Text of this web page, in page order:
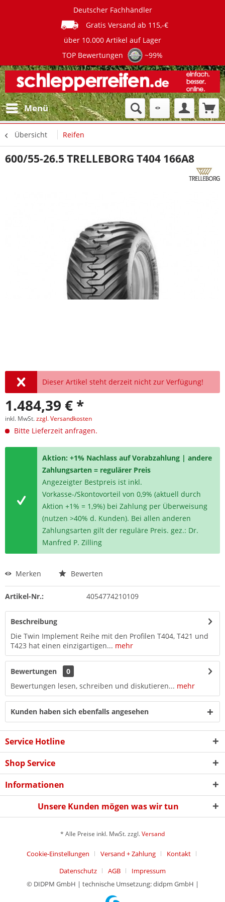
Deutscher Fachhändler
Gratis Versand ab 115,-€
über 10.000 Artikel auf Lager
TOP Bewertungen
~99%
Menü
Übersicht Reifen
600/55-26.5 TRELLEBORG T404 166A8
Dieser Artikel steht derzeit nicht zur Verfügung!
1.484,39 € *
inkl. MwSt.zzgl. Versandkosten
Bitte Lieferzeit anfragen.
Aktion: +1% Nachlass auf Vorabzahlung | andere
Zahlungsarten = regulärer Preis
Angezeigter Bestpreis ist inkl.
Vorkasse-/Skontovorteil von 0,9% (aktuell durch
Aktion +1% = 1,9%) bei Zahlung per Überweisung
(nutzen >40% d. Kunden). Bei allen anderen
Zahlungsarten gilt der reguläre Preis. gez.: Dr.
Manfred P. Zilling
Merken Bewerten
Artikel-Nr.: 4054774210109
Beschreibung
Die Twin Implement Reihe mit den Profilen T404, T421 und
T423 hat einen einzigartigen... mehr
Bewertungen
0
Bewertungen lesen, schreiben und diskutieren... mehr
Kunden haben sich ebenfalls angesehen
Service Hotline
Shop Service
Informationen
Unsere Kunden mögen was wir tun
* Alle Preise inkl. MwSt. zzgl.Versand
Cookie-Einstellungen Versand + Zahlung
Kontakt
Datenschutz
AGB
Impressum
© DIDPM GmbH | technische Umsetzung: didpm GmbH |